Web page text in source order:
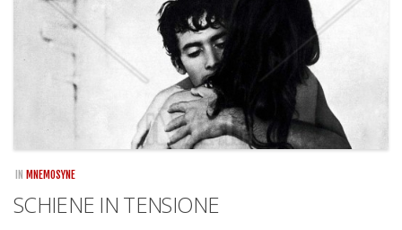
IN MNEMOSYNE
SCHIENE IN TENSIONE